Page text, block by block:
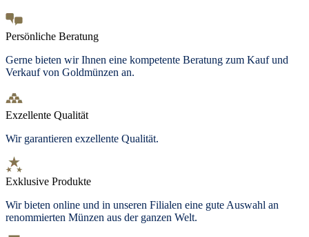
Persönliche Beratung
Gerne bieten wir Ihnen eine kompetente Beratung zum Kauf und
Verkauf von Goldmünzen an.
Exzellente Qualität
Wir garantieren exzellente Qualität.
Exklusive Produkte
Wir bieten online und in unseren Filialen eine gute Auswahl an
renommierten Münzen aus der ganzen Welt.